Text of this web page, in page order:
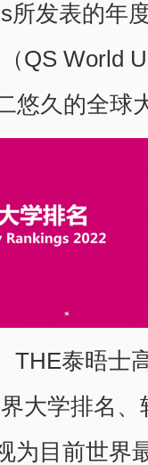
所发表的年
QS World
悠久的全球
泰晤士
大学排名
为目前世界